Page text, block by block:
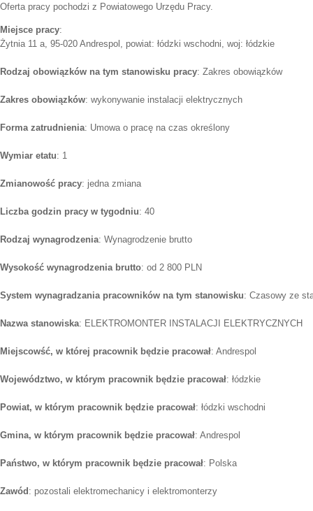
Oferta pracy pochodzi z Powiatowego Urzędu Pracy.
Miejsce pracy:
Żytnia 11 a, 95-020 Andrespol, powiat: łódzki wschodni, woj: łódzkie
Rodzaj obowiązków na tym stanowisku pracy: Zakres obowiązków
Zakres obowiązków: wykonywanie instalacji elektrycznych
Forma zatrudnienia: Umowa o pracę na czas określony
Wymiar etatu: 1
Zmianowość pracy: jedna zmiana
Liczba godzin pracy w tygodniu: 40
Rodzaj wynagrodzenia: Wynagrodzenie brutto
Wysokość wynagrodzenia brutto: od 2 800 PLN
System wynagradzania pracowników na tym stanowisku: Czasowy ze
Nazwa stanowiska: ELEKTROMONTER INSTALACJI ELEKTRYCZNYCH
Miejscowść, w której pracownik będzie pracował: Andrespol
Województwo, w którym pracownik będzie pracował: łódzkie
Powiat, w którym pracownik będzie pracował: łódzki wschodni
Gmina, w którym pracownik będzie pracował: Andrespol
Państwo, w którym pracownik będzie pracował: Polska
Zawód: pozostali elektromechanicy i elektromonterzy